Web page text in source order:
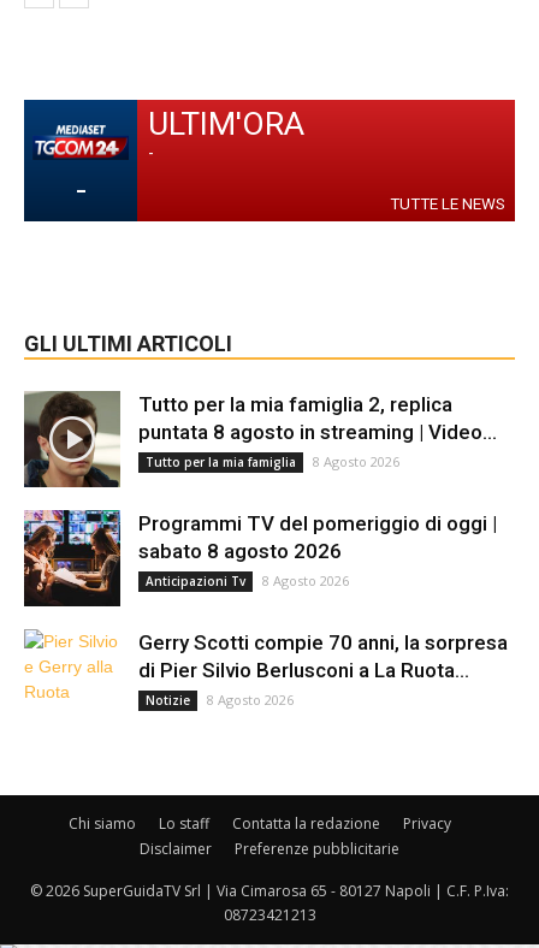
-
ULTIM'ORA
-
TUTTE LE NEWS
GLI ULTIMI ARTICOLI
Tutto per la mia famiglia 2, replica
puntata 8 agosto in streaming | Video...
Tutto per la mia famiglia 8 Agosto 2026
Programmi TV del pomeriggio di oggi |
sabato 8 agosto 2026
Anticipazioni Tv 8 Agosto 2026
Gerry Scotti compie 70 anni, la sorpresa
di Pier Silvio Berlusconi a La Ruota...
Notizie 8 Agosto 2026
Chi siamo Lo staff Contatta la redazione
Privacy
Disclaimer
Preferenze pubblicitarie
© 2026 SuperGuidaTV Srl | Via Cimarosa 65 - 80127 Napoli | C.F. P.Iva:
08723421213